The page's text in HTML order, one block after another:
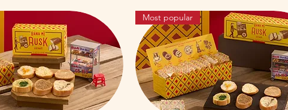
Most popular